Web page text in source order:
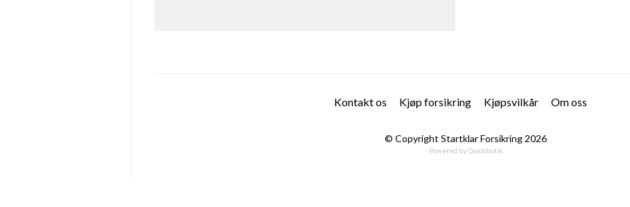
Kontakt os Kjøp forsikring Kjøpsvilkår Om oss
© Copyright Startklar Forsikring 2026
Powered by Quickbutik